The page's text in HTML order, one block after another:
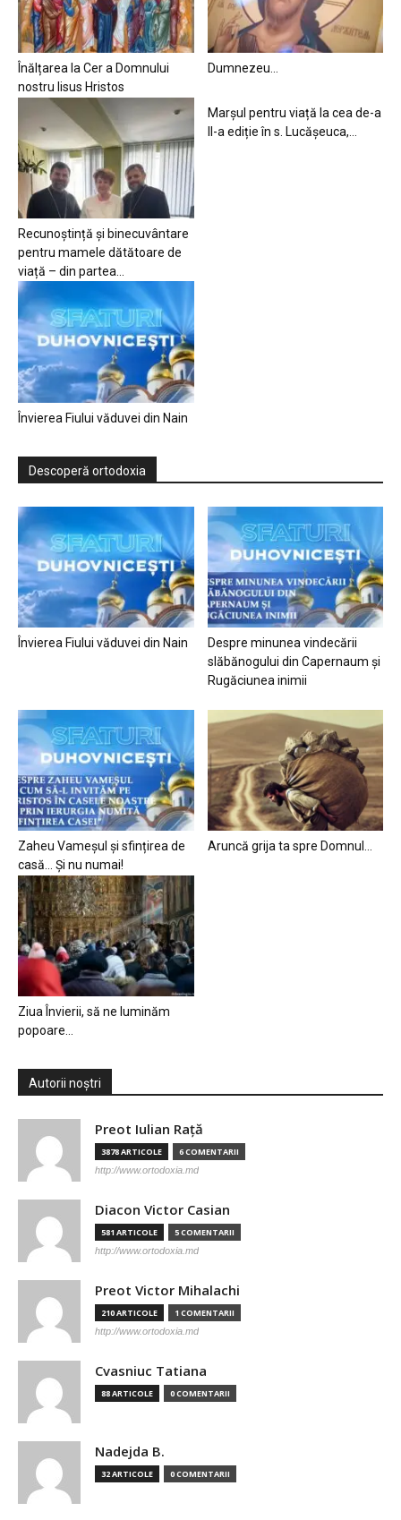
Înălțarea la Cer a Domnului
nostru Iisus Hristos
Dumnezeu…
Recunoștință și binecuvântare
pentru mamele dătătoare de
viață – din partea...
Marșul pentru viață la cea de-a
II-a ediție în s. Lucășeuca,...
Învierea Fiului văduvei din Nain
Descoperă ortodoxia
Învierea Fiului văduvei din Nain
Despre minunea vindecării
slăbănogului din Capernaum și
Rugăciunea inimii
Zaheu Vameșul și sfințirea de
casă… Și nu numai!
Aruncă grija ta spre Domnul…
Ziua Învierii, să ne luminăm
popoare…
Autorii noștri
Preot Iulian Raţă
3878 ARTICOLE 6 COMENTARII
http://www.ortodoxia.md
Diacon Victor Casian
581 ARTICOLE 5 COMENTARII
http://www.ortodoxia.md
Preot Victor Mihalachi
210 ARTICOLE 1 COMENTARII
http://www.ortodoxia.md
Cvasniuc Tatiana
88 ARTICOLE 0 COMENTARII
Nadejda B.
32 ARTICOLE 0 COMENTARII